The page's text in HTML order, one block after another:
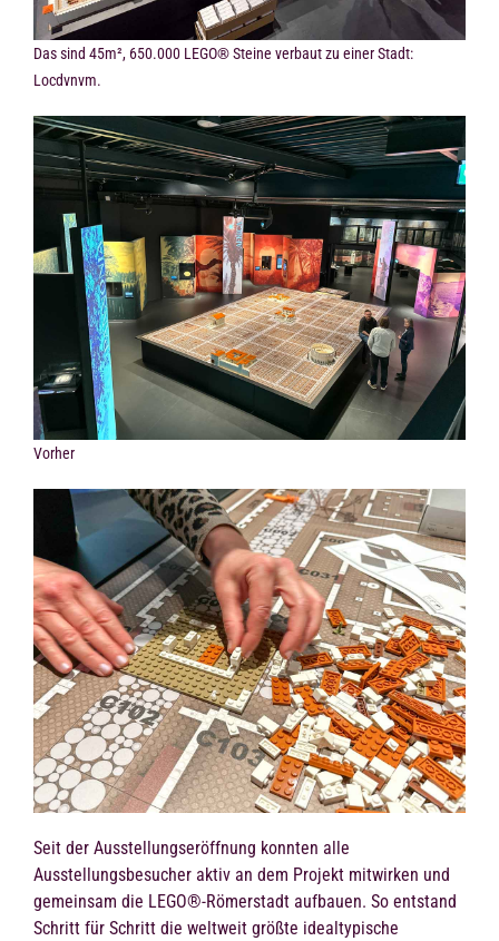
Das sind 45m², 650.000 LEGO® Steine verbaut zu einer Stadt:
Locdvnvm.
Vorher
Seit der Ausstellungseröffnung konnten alle
Ausstellungsbesucher aktiv an dem Projekt mitwirken und
gemeinsam die LEGO®-Römerstadt aufbauen. So entstand
Schritt für Schritt die weltweit größte idealtypische